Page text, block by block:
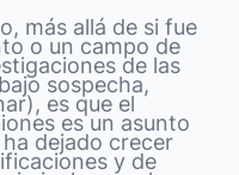
más allá de si fue
o un campo de
de las
sospecha,
es que el
es un asunto
dejado crecer
y de